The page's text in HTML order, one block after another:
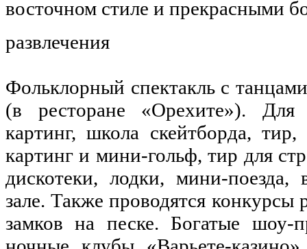
восточном стиле и прекрасными
развлечения
Фольклорный спектакль с
(в ресторане «Орехите»).
картинг, школа скейтборда,
картинг и мини-гольф, тир для
дискотеки, лодки, мини-поезда,
зале. Также проводятся конкурсы
замков на песке. Богатые шоу-